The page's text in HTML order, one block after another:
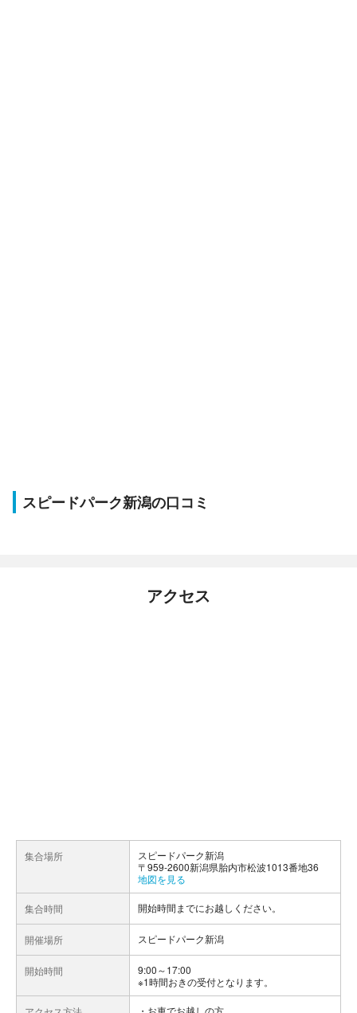
スピードパーク新潟の口コミ
アクセス
集合場所
スピードパーク新潟
〒959-2600新潟県胎内市松波1013番地36
地図を見る
集合時間 開始時間までにお越しください。
開催場所 スピードパーク新潟
開始時間
9:00～17:00
※1時間おきの受付となります。
お車でお越しの方